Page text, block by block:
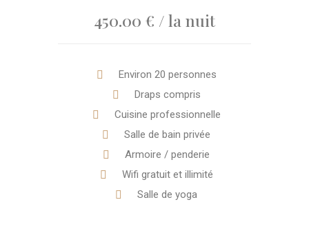
450.00 € / la nuit
Environ 20 personnes
Draps compris
Cuisine professionnelle
Salle de bain privée
Armoire / penderie
Wifi gratuit et illimité
Salle de yoga